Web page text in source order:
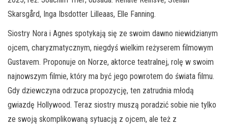
Skarsgård, Inga Ibsdotter Lilleaas, Elle Fanning.
Siostry Nora i Agnes spotykają się ze swoim dawno niewidzianym
ojcem, charyzmatycznym, niegdyś wielkim reżyserem filmowym
Gustavem. Proponuje on Norze, aktorce teatralnej, rolę w swoim
najnowszym filmie, który ma być jego powrotem do świata filmu.
Gdy dziewczyna odrzuca propozycję, ten zatrudnia młodą
gwiazdę Hollywood. Teraz siostry muszą poradzić sobie nie tylko
ze swoją skomplikowaną sytuacją z ojcem, ale też z